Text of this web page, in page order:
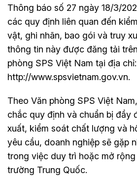
Thông báo số 27 ngày 18/3/
các quy định liên quan đến
vật, ghi nhãn, bao gói và truy
thông tin này được đăng tải
phòng SPS Việt Nam tại địa chỉ:
http://www.spsvietnam.gov.vn.
Theo Văn phòng SPS Việt
chắc quy định và chuẩn bị đầy
xuất, kiểm soát chất lượng và
yêu cầu, doanh nghiệp sẽ gặp
trong việc duy trì hoặc mở
trường Trung Quốc.